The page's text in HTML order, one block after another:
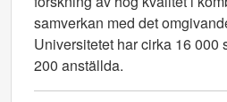
samverkan med det
Universitetet har cirka 16 000
200 anställda.